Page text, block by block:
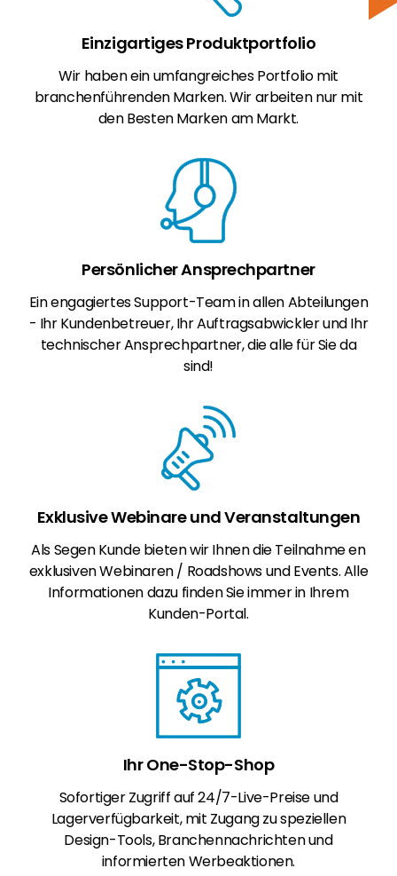
Einzigartiges Produktportfolio
Wir haben ein umfangreiches Portfolio mit
branchenführenden Marken. Wir arbeiten nur mit
den Besten Marken am Markt.
Persönlicher Ansprechpartner
Ein engagiertes Support-Team in allen Abteilungen
- Ihr Kundenbetreuer, Ihr Auftragsabwickler und Ihr
technischer Ansprechpartner, die alle für Sie da
sind!
Exklusive Webinare und Veranstaltungen
Als Segen Kunde bieten wir Ihnen die Teilnahme en
exklusiven Webinaren / Roadshows und Events. Alle
Informationen dazu finden Sie immer in Ihrem
Kunden-Portal.
Ihr One-Stop-Shop
Sofortiger Zugriff auf 24/7-Live-Preise und
Lagerverfügbarkeit, mit Zugang zu speziellen
Design-Tools, Branchennachrichten und
informierten Werbeaktionen.